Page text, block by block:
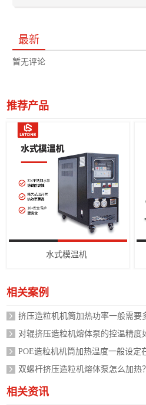
最新
暂无评论
推荐产品
水式模温机
相关案例
挤压造粒机机筒加热功率一般需要
对辊挤压造粒机熔体泵的控温精度
POE造粒机机筒加热温度一般设定
双螺杆挤压造粒机熔体泵怎么加热？
相关资讯